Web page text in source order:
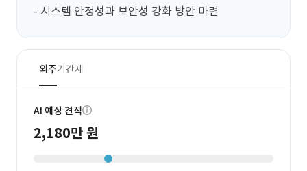
- 시스템 안정성과 보안성 강화 방안 마련
외주기간제
AI 예상 견적
2,180만 원